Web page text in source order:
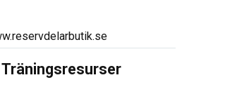
Träningsresurser